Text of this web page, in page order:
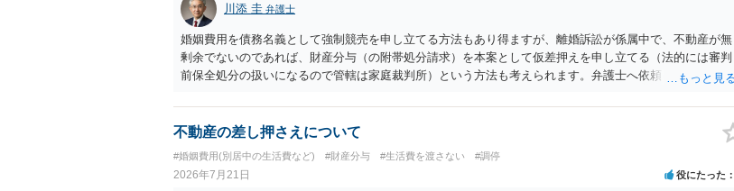
川添 圭 弁護士
婚姻費用を債務名義として強制競売を申し立てる方法もあり得ますが、離婚訴訟が係属中で、不動産が無
剰余でないのであれば、財産分与（の附帯処分請求）を本案として仮差押えを申し立てる（法的には審判
前保全処分の扱いになるので管轄は家庭裁判所）という方法も考えられます。弁護士へ依頼しているので
不動産の差し押さえについて
#婚姻費用(別居中の生活費など) #財産分与 #生活費を渡さない #調停
2026年7月21日 役にたった